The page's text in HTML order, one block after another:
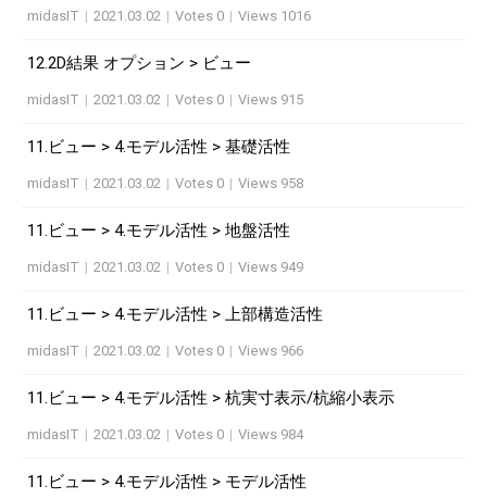
midasIT | 2021.03.02 | Votes 0 | Views 1016
12.2D結果 オプション > ビュー
midasIT | 2021.03.02 | Votes 0 | Views 915
11.ビュー > 4.モデル活性 > 基礎活性
midasIT | 2021.03.02 | Votes 0 | Views 958
11.ビュー > 4.モデル活性 > 地盤活性
midasIT | 2021.03.02 | Votes 0 | Views 949
11.ビュー > 4.モデル活性 > 上部構造活性
midasIT | 2021.03.02 | Votes 0 | Views 966
11.ビュー > 4.モデル活性 > 杭実寸表示/杭縮小表示
midasIT | 2021.03.02 | Votes 0 | Views 984
11.ビュー > 4.モデル活性 > モデル活性